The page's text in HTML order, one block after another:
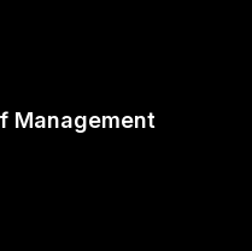
Management